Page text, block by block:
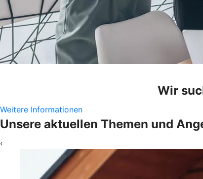
Wir
Weitere Informationen
Unsere aktuellen Themen und
‹